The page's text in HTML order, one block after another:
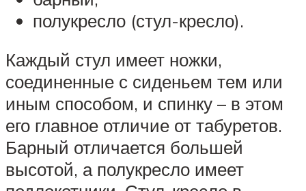
полукресло (стул-кресло).
Каждый стул имеет ножки,
соединенные с сиденьем тем или
иным способом, и спинку – в этом
его главное отличие от табуретов.
Барный отличается большей
высотой, а полукресло имеет